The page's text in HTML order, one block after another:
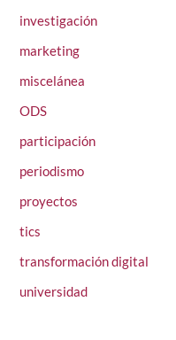
investigación
marketing
miscelánea
ODS
participación
periodismo
proyectos
tics
transformación digital
universidad